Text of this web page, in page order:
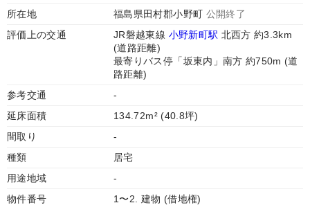
所在地 福島県田村郡小野町 公開終了
評価上の交通
JR磐越東線 小野新町駅 北西方 約3.3km
(道路距離)
最寄りバス停「坂東内」南方 約750m (道
路距離)
参考交通
-
延床面積
134.72m² (40.8坪)
間取り
-
種類
居宅
用途地域
-
物件番号
1〜2. 建物 (借地権)